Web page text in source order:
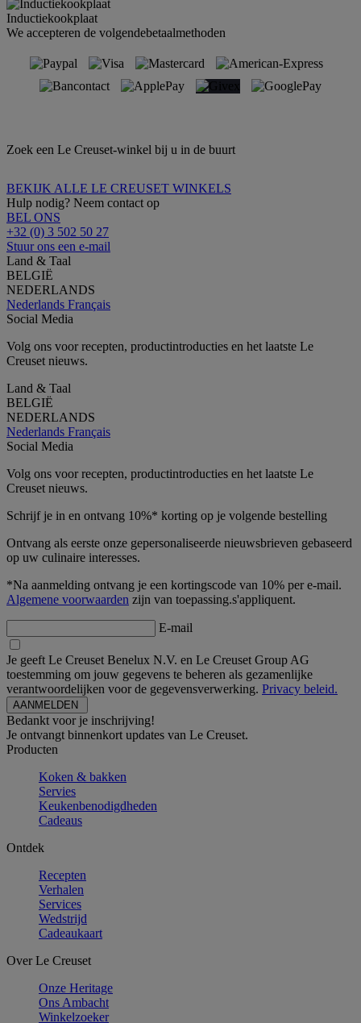
Inductiekookplaat
We accepteren de volgendebetaalmethoden
Zoek een Le Creuset-winkel bij u in de buurt
BEKIJK ALLE LE CREUSET WINKELS
Hulp nodig? Neem contact op
BEL ONS
+32 (0) 3 502 50 27
Stuur ons een e-mail
Land & Taal
BELGIË
NEDERLANDS
Nederlands Français
Social Media
Volg ons voor recepten, productintroducties en het laatste Le
Creuset nieuws.
Land & Taal
BELGIË
NEDERLANDS
Nederlands Français
Social Media
Volg ons voor recepten, productintroducties en het laatste Le
Creuset nieuws.
Schrijf je in en ontvang 10%* korting op je volgende bestelling
Ontvang als eerste onze gepersonaliseerde nieuwsbrieven gebaseerd
op uw culinaire interesses.
*Na aanmelding ontvang je een kortingscode van 10% per e-mail.
Algemene voorwaarden zijn van toepassing.s'appliquent.
E-mail
Je geeft Le Creuset Benelux N.V. en Le Creuset Group AG
toestemming om jouw gegevens te beheren als gezamenlijke
verantwoordelijken voor de gegevensverwerking. Privacy beleid.
Bedankt voor je inschrijving!
Je ontvangt binnenkort updates van Le Creuset.
Producten
Koken & bakken
Servies
Keukenbenodigdheden
Cadeaus
Ontdek
Recepten
Verhalen
Services
Wedstrijd
Cadeaukaart
Over Le Creuset
Onze Heritage
Ons Ambacht
Winkelzoeker